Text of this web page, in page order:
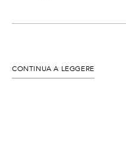
CONTINUA A LEGGERE